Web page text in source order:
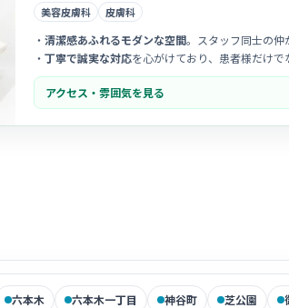
美容皮膚科 皮膚科
・ 清潔感あふれるモダンな空間。スタッフ同士の仲
・ 丁寧で誠実な対応を心がけており、患者様だけで
・協力し合う体制が整っているため、分からない
アクセス・雰囲気を見る
六本木 六本木一丁目 神谷町 芝公園